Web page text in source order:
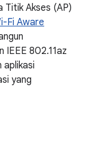
Titik Akses (AP)
Fi Aware
IEEE 802.11az
aplikasi
yang